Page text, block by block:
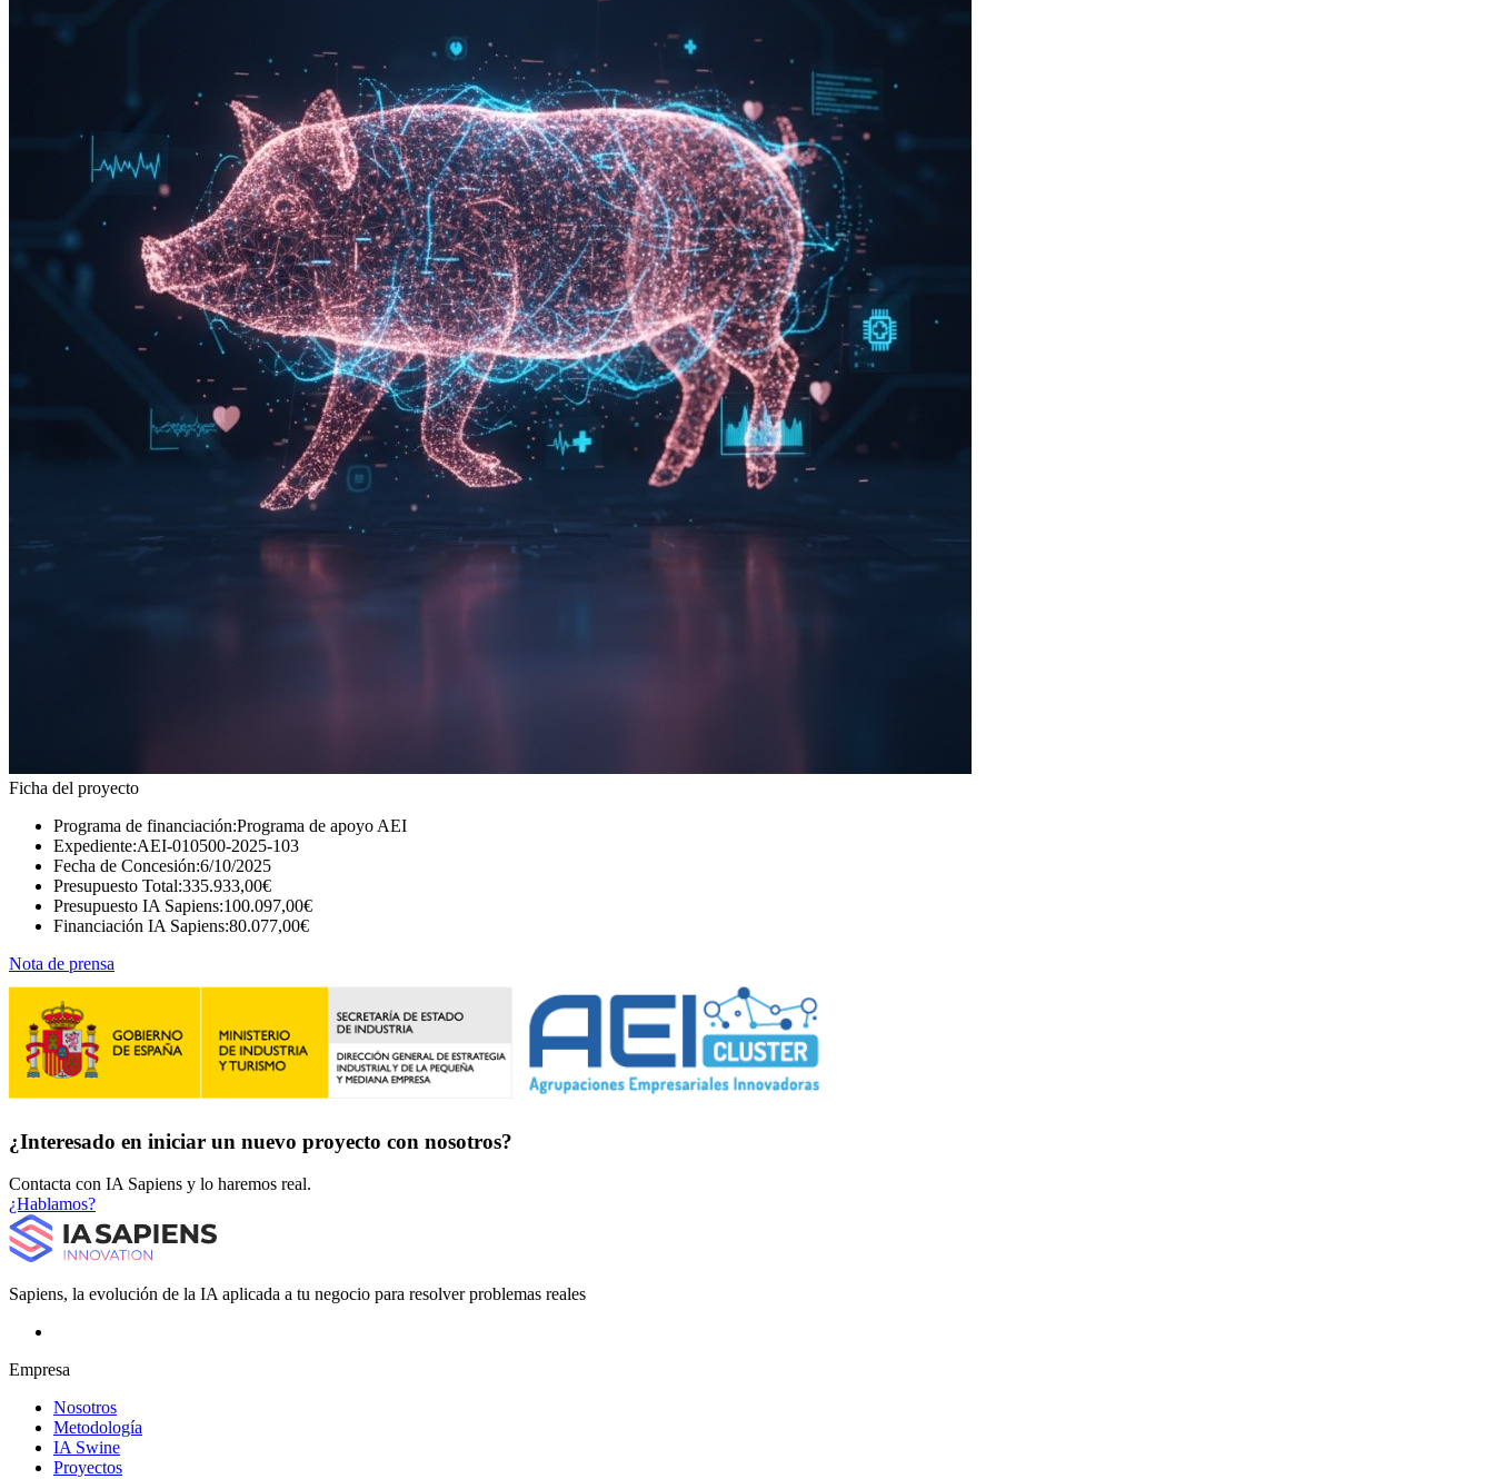
Ficha del proyecto
Programa de financiación:Programa de apoyo AEI
Expediente:AEI-010500-2025-103
Fecha de Concesión:6/10/2025
Presupuesto Total:335.933,00€
Presupuesto IA Sapiens:100.097,00€
Financiación IA Sapiens:80.077,00€
Nota de prensa
¿Interesado en iniciar un nuevo proyecto con nosotros?
Contacta con IA Sapiens y lo haremos real.
¿Hablamos?
Sapiens, la evolución de la IA aplicada a tu negocio para resolver problemas reales
Empresa
Nosotros
Metodología
IA Swine
Proyectos